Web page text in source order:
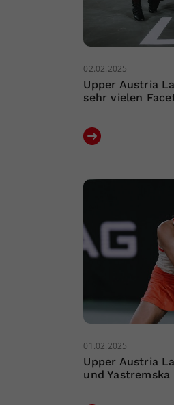
02.02.2025
Upper Austria
sehr vielen
01.02.2025
Upper Austria
und